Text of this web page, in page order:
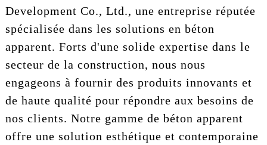
Development Co., Ltd., une entreprise réputée
spécialisée dans les solutions en béton
apparent. Forts d'une solide expertise dans le
secteur de la construction, nous nous
engageons à fournir des produits innovants et
de haute qualité pour répondre aux besoins de
nos clients. Notre gamme de béton apparent
offre une solution esthétique et contemporaine